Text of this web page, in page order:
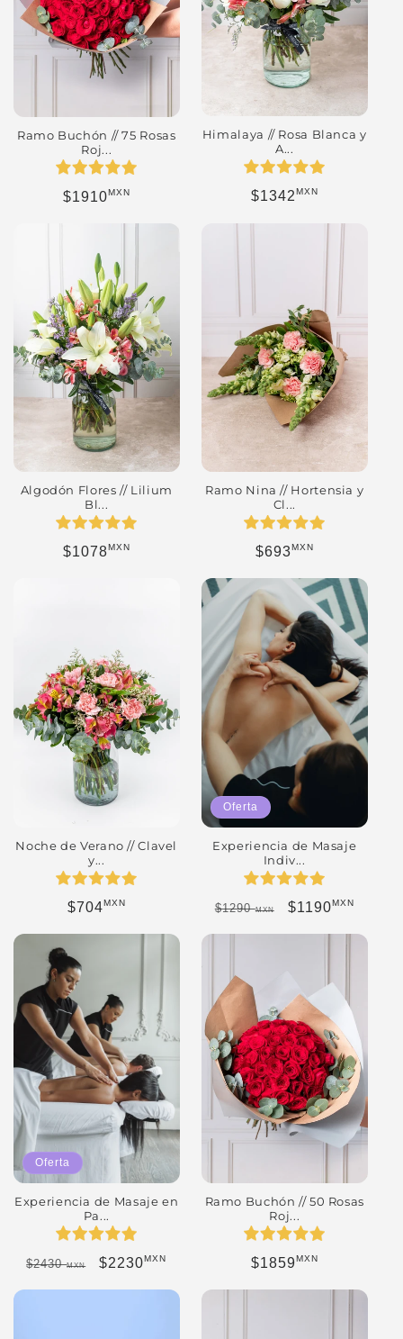
Ramo Buchón // 75 Rosas
Roj...
Precio habitual
$1910MXN
Himalaya // Rosa Blanca y
A...
Precio habitual
$1342 MXN
Algodón Flores // Lilium
Bl...
Precio habitual
$1078MXN
Ramo Nina // Hortensia y
Cl...
Precio habitual
$693MXN
Noche de Verano // Clavel
y...
Precio habitual
$704MXN
Oferta
Experiencia de Masaje
Indiv...
Precio habitual
$1290MXN Precio de oferta
$1190MXN
Oferta
Experiencia de Masaje en
Pa...
Precio habitual
$2430MXN Precio de oferta
$2230MXN
Ramo Buchón // 50 Rosas
Roj...
Precio habitual
$1859MXN